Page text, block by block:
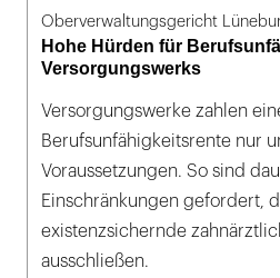
Oberverwaltungsgericht
Hohe Hürden für
Versorgungswerks
Versorgungswerke zahlen
Berufsunfähigkeitsrente nur
Voraussetzungen. So sind
Einschränkungen gefordert,
existenzsichernde
ausschließen.